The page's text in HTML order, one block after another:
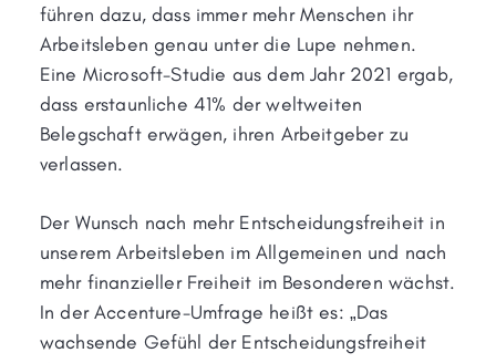
führen dazu, dass immer mehr Menschen ihr
Arbeitsleben genau unter die Lupe nehmen.
Eine Microsoft-Studie aus dem Jahr 2021 ergab,
dass erstaunliche 41% der weltweiten
Belegschaft erwägen, ihren Arbeitgeber zu
verlassen.
Der Wunsch nach mehr Entscheidungsfreiheit in
unserem Arbeitsleben im Allgemeinen und nach
mehr finanzieller Freiheit im Besonderen wächst.
In der Accenture-Umfrage heißt es: „Das
wachsende Gefühl der Entscheidungsfreiheit